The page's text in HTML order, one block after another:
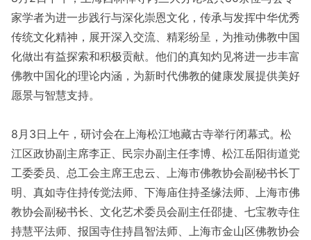
家学者为进一步践行与深化崇恩文化，传承与发挥中华优秀
传统文化精神，展开深入交流、精彩纷呈，为推动佛教中国
化做出有益探索和积极贡献。他们的真知灼见将进一步丰富
佛教中国化的理论内涵，为新时代佛教的健康发展提供美好
愿景与智慧支持。
8月3日上午，研讨会在上海松江地藏古寺举行闭幕式。松
江区政协副主席李正、民宗办副主任李博、松江岳阳街道党
工委委员、总工会主席王忠云、上海市佛教协会副秘书长丁
明、真如寺住持传觉法师、下海庙住持圣缘法师、上海市佛
教协会副秘书长、文化艺术委员会副主任邵捷、七宝教寺住
持慧平法师、报国寺住持昌智法师、上海市金山区佛教协会